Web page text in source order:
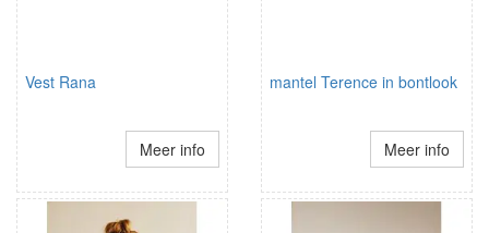
Vest Rana
Meer info
mantel Terence in bontlook
Meer info